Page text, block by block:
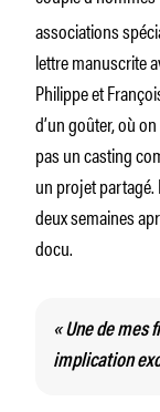
associations
lettre manuscrite
Philippe et
d’un goûter, où
pas un casting
un projet partagé.
deux semaines
docu.
« Une de mes
implication